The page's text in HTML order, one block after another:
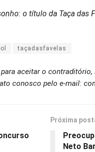
o título da Taça das
taçadasfavelas
aceitar o
conosco pelo e-mail:
Próxima
Neto